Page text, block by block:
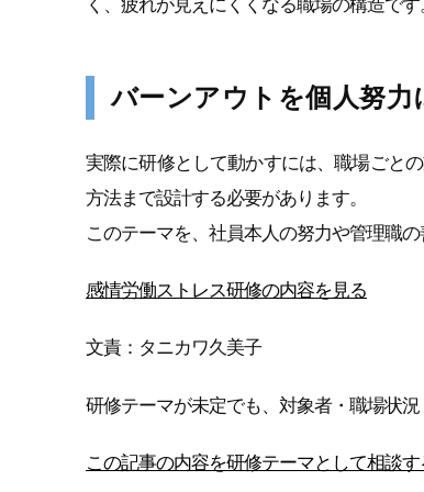
く、疲れが見えにくくなる職場の構造です
バーンアウトを個人努
実際に研修として動かすには、職場ごと
方法まで設計する必要があります。
このテーマを、社員本人の努力や管理職
感情労働ストレス研修の内容を見る
文責：タニカワ久美子
研修テーマが未定でも、対象者・職場状況
この記事の内容を研修テーマとして相談す